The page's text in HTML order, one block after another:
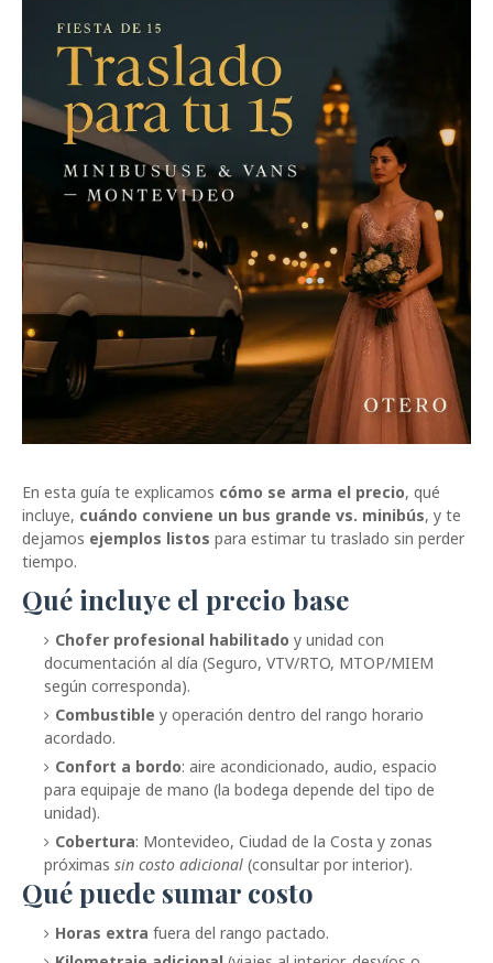
En esta guía te explicamos cómo se arma el precio, qué
incluye, cuándo conviene un bus grande vs. minibús, y te
dejamos ejemplos listos para estimar tu traslado sin perder
tiempo.
Qué incluye el precio base
Chofer profesional habilitado y unidad con
documentación al día (Seguro, VTV/RTO, MTOP/MIEM
según corresponda).
Combustible y operación dentro del rango horario
acordado.
Confort a bordo: aire acondicionado, audio, espacio
para equipaje de mano (la bodega depende del tipo de
unidad).
Cobertura: Montevideo, Ciudad de la Costa y zonas
próximas sin costo adicional (consultar por interior).
Qué puede sumar costo
Horas extra fuera del rango pactado.